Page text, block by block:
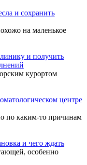
и сохранить
на маленькое
и получить
курортом
центре
по каким-то причинам
и чего ждать
особенно